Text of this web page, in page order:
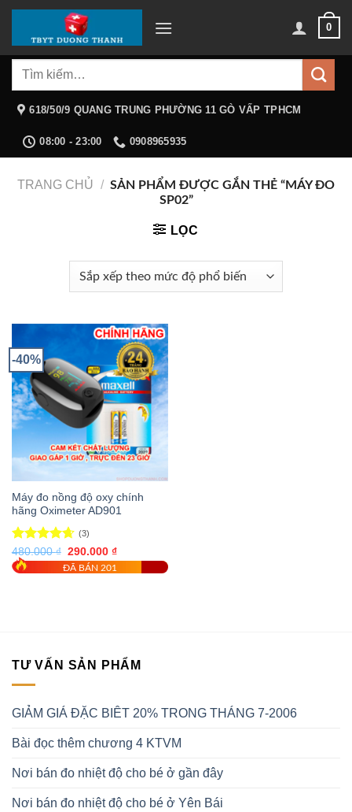
Chuyển
nội
dung
0
Tìm
618/50/9 QUANG TRUNG PHƯỜNG 11 GÒ VẤP TPHCM
08:00 - 23:00 0908965935
TRANG CHỦ / SẢN PHẨM ĐƯỢC GẮN THẺ “MÁY ĐO
SP02”
LỌC
-40%
Máy đo nồng độ oxy chính
hãng Oximeter AD901
Được xếp
hạng4.67
(3)
480.000₫ Giá
gốc
là:
290.000 ₫Giá
hiện
tại
ĐÃ BÁN 201
TƯ VẤN SẢN PHẨM
GIẢM GIÁ ĐẶC BIÊT 20% TRONG THÁNG 7-2006
Bài đọc thêm chương 4 KTVM
Nơi bán đo nhiệt độ cho bé ở gần đây
Nơi bán đo nhiệt độ cho bé ở Yên Bái